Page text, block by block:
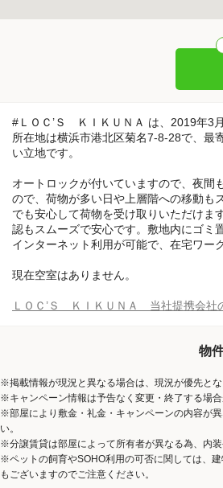
#ＬＯＣ’Ｓ ＫＩＫＵＮＡ は、2019年3
所在地は横浜市港北区菊名7-8-28で、最
い立地です。
オートロックが付いていますので、夜間
ので、荷物が多い日や上層階への移動も
でも安心して荷物を受け取りいただけま
認もスムーズで安心です。敷地内にゴミ
インターネット利用が可能で、在宅ワー
現在空室はありません。
ＬＯＣ’Ｓ ＫＩＫＵＮＡ 当社提携会社
物
※掲載情報が現況と異なる場合は、現況が優先とな
※キャンペーン情報は予告なく変更・終了する場
※部屋により敷金・礼金・キャンペーンの内容が
い。
※分譲賃貸は部屋によって所有者が異なる為、内
※ペットの飼育やSOHO利用の可否に関しては、
もございますのでご注意ください。